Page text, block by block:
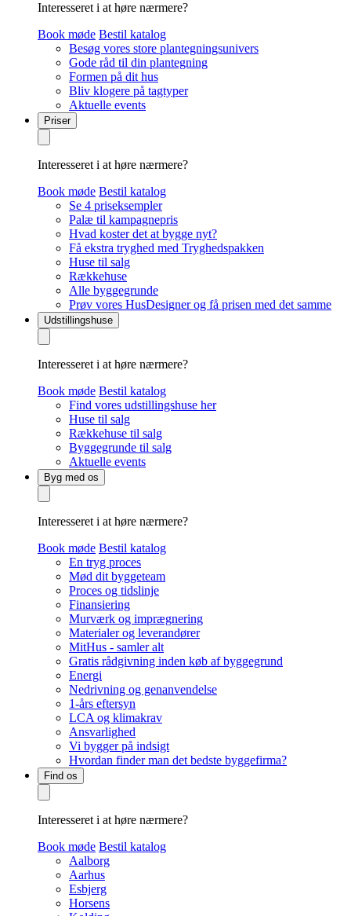
Interesseret i at høre nærmere?
Book møde Bestil katalog
Besøg vores store plantegningsunivers
Gode råd til din plantegning
Formen på dit hus
Bliv klogere på tagtyper
Aktuelle events
Priser
Interesseret i at høre nærmere?
Book møde Bestil katalog
Se 4 priseksempler
Palæ til kampagnepris
Hvad koster det at bygge nyt?
Få ekstra tryghed med Tryghedspakken
Huse til salg
Rækkehuse
Alle byggegrunde
Prøv vores HusDesigner og få prisen med det samme
Udstillingshuse
Interesseret i at høre nærmere?
Book møde Bestil katalog
Find vores udstillingshuse her
Huse til salg
Rækkehuse til salg
Byggegrunde til salg
Aktuelle events
Byg med os
Interesseret i at høre nærmere?
Book møde Bestil katalog
En tryg proces
Mød dit byggeteam
Proces og tidslinje
Finansiering
Murværk og imprægnering
Materialer og leverandører
MitHus - samler alt
Gratis rådgivning inden køb af byggegrund
Energi
Nedrivning og genanvendelse
1-års eftersyn
LCA og klimakrav
Ansvarlighed
Vi bygger på indsigt
Hvordan finder man det bedste byggefirma?
Find os
Interesseret i at høre nærmere?
Book møde Bestil katalog
Aalborg
Aarhus
Esbjerg
Horsens